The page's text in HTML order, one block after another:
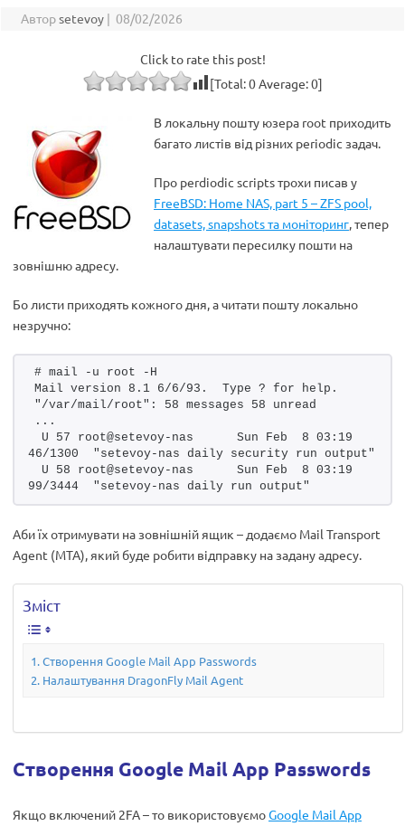
Авторsetevoy | 08/02/2026
Click to rate this post!
[Total:0Average:0]
В локальну пошту юзера root приходить
багато листів від різних periodic задач.
Про perdiodic scripts трохи писав у
FreeBSD: Home NAS, part 5 – ZFS pool,
datasets, snapshots та моніторинг, тепер
налаштувати пересилку пошти на
зовнішню адресу.
Бо листи приходять кожного дня, а читати пошту локально
незручно:
# mail -u root -H
Mail version 8.1 6/6/93.  Type ? for help.
"/var/mail/root": 58 messages 58 unread
...
U 57 root@setevoy-nas      Sun Feb  8 03:19
46/1300  "setevoy-nas daily security run output"
U 58 root@setevoy-nas      Sun Feb  8 03:19
99/3444  "setevoy-nas daily run output"
Аби їх отримувати на зовнішній ящик – додаємо Mail Transport
Agent (MTA), який буде робити відправку на задану адресу.
Зміст
Створення Google Mail App Passwords
Налаштування DragonFly Mail Agent
Створення Google Mail App Passwords
Якщо включений 2FA – то використовуємоGoogle Mail App